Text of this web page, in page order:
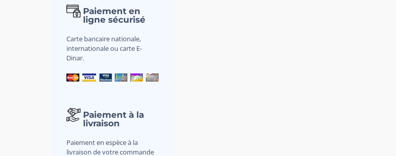
Paiement en
ligne sécurisé
Carte bancaire nationale,
internationale ou carte E-
Dinar.
Paiement à la
livraison
Paiement en espèce à la
livraison de votre commande